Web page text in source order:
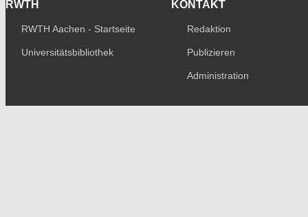
RWTH
RWTH Aachen - Startseite
Universitätsbibliothek
KONTAKT
Redaktion
Publizieren
Administration